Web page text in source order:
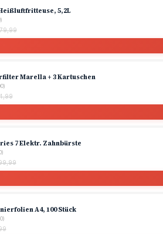
5,2L
Marella + 3 Kartuschen
7 Elektr. Zahnbürste
A4, 100 Stück